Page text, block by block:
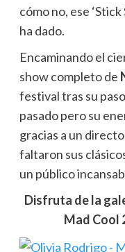
cómo no, ese
ha dado.
Encaminando el
show completo de
festival tras su
pasado pero su
gracias a un
faltaron sus
un público
Disfruta de la
Mad Cool